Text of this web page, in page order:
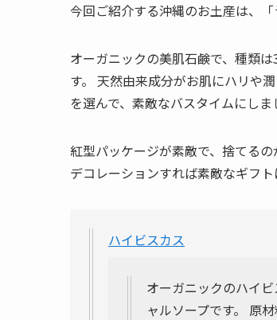
今回ご紹介する沖縄のお土産は、「
オーガニックの美肌石鹸で、種類
す。 天然由来成分がお肌にハリや
を選んで、素敵なバスタイムにしま
紅型パッケージが素敵で、捨てる
デコレーションすれば素敵なギフ
ハイビスカス
オーガニックのハイ
ャルソープです。 原